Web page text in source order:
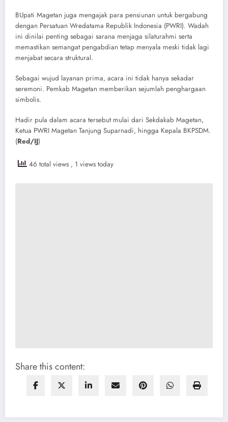
​BUpati Magetan juga mengajak para pensiunan untuk bergabung
dengan Persatuan Wredatama Republik Indonesia (PWRI). Wadah
ini dinilai penting sebagai sarana menjaga silaturahmi serta
memastikan semangat pengabdian tetap menyala meski tidak lagi
menjabat secara struktural.
​Sebagai wujud layanan prima, acara ini tidak hanya sekadar
seremoni. Pemkab Magetan memberikan sejumlah penghargaan
simbolis.
​Hadir pula dalam acara tersebut mulai dari Sekdakab Magetan,
Ketua PWRI Magetan Tanjung Suparnadi, hingga Kepala BKPSDM.
(Red/IJ)
46 total views , 1 views today
Share this content: